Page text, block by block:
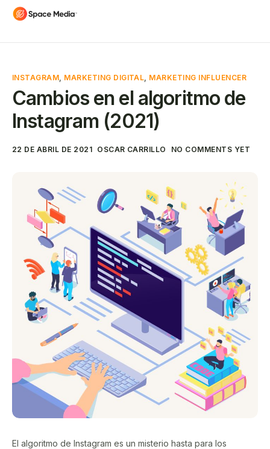
INSTAGRAM, MARKETING DIGITAL, MARKETING INFLUENCER
Cambios en el algoritmo de
Instagram (2021)
22 DE ABRIL DE 2021 OSCAR CARRILLO NO COMMENTS YET
El algoritmo de Instagram es un misterio hasta para los